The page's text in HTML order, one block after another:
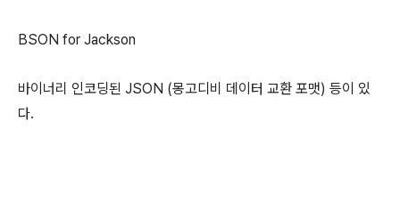
BSON for Jackson
바이너리 인코딩된 JSON (몽고디비 데이터 교환 포맷) 등이 있
다.